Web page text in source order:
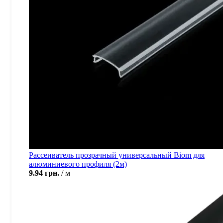
Рассеиватель прозрачный универсальный Biom для
алюминиевого профиля (2м)
9.94 грн. м